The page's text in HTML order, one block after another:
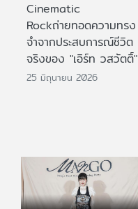
Cinematic
Rockถ่ายทอดความทรง
จำจากประสบการณ์ชีวิต
จริงของ "เอิร์ท วสวัตติ์"
25 มิถุนายน 2026